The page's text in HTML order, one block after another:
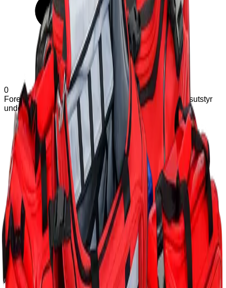
0
Forespørsel (
0 produkter
Legg til varianter og tilleggsutstyr
under produkter
Hjem
Om Exmed
Produkter
Support
Kontakt
Hjem
Om Exmed
Produkter
Support
Kontakt
Tilbake
Akuttbag